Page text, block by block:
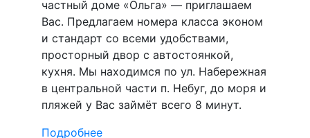
частный доме «Ольга» — приглашаем
Вас. Предлагаем номера класса эконом
и стандарт cо всеми удобствами,
просторный двор с автостоянкой,
кухня. Мы находимся по ул. Набережная
в центральной части п. Небуг, до моря и
пляжей у Вас займёт всего 8 минут.
Подробнее